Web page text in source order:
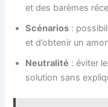
et des barèmes
Scénarios :
et d’obtenir un
Neutralité : éviter
solution sans